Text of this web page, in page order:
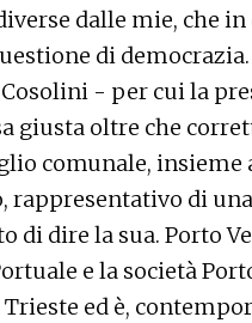
dalle mie, che in
di
- per cui la
giusta oltre che
comunale,
rappresentativo di
di dire la sua. Porto
e la società
ed è,